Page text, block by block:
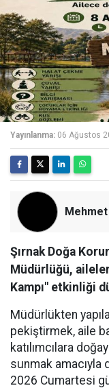
Yayınlanma: 06 Ağustos
Mehmet
Şırnak Doğa
Müdürlüğü,
Kampı" etkinliği
Müdürlükten
pekiştirmek, aile
katılımcılara
sunmak amacıyla
2026 Cumartesi